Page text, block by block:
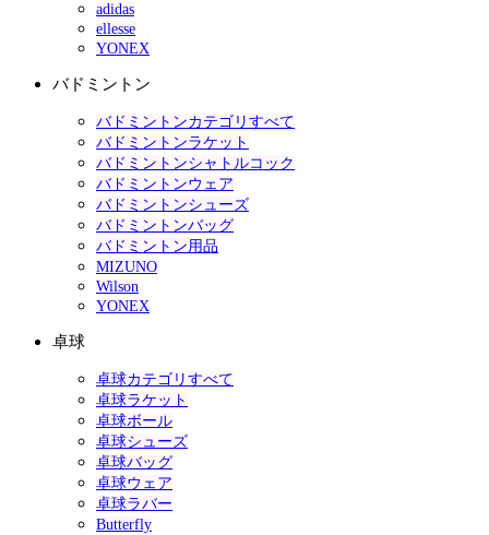
adidas
ellesse
YONEX
バドミントン
バドミントンカテゴリすべて
バドミントンラケット
バドミントンシャトルコック
バドミントンウェア
バドミントンシューズ
バドミントンバッグ
バドミントン用品
MIZUNO
Wilson
YONEX
卓球
卓球カテゴリすべて
卓球ラケット
卓球ボール
卓球シューズ
卓球バッグ
卓球ウェア
卓球ラバー
Butterfly